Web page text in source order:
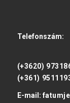
Telefonszám:
(+3620)
(+361)
E-mail: